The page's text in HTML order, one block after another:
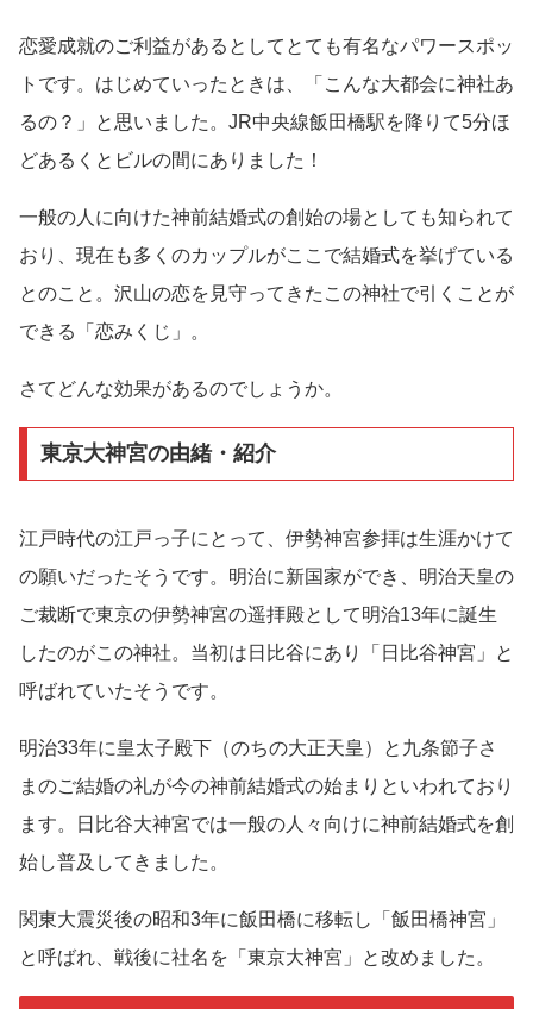
恋愛成就のご利益があるとしてとても有名なパワースポッ
トです。はじめていったときは、「こんな大都会に神社あ
るの？」と思いました。JR中央線飯田橋駅を降りて5分ほ
どあるくとビルの間にありました！
一般の人に向けた神前結婚式の創始の場としても知られて
おり、現在も多くのカップルがここで結婚式を挙げている
とのこと。沢山の恋を見守ってきたこの神社で引くことが
できる「恋みくじ」。
さてどんな効果があるのでしょうか。
東京大神宮の由緒・紹介
江戸時代の江戸っ子にとって、伊勢神宮参拝は生涯かけて
の願いだったそうです。明治に新国家ができ、明治天皇の
ご裁断で東京の伊勢神宮の遥拝殿として明治13年に誕生
したのがこの神社。当初は日比谷にあり「日比谷神宮」と
呼ばれていたそうです。
明治33年に皇太子殿下（のちの大正天皇）と九条節子さ
まのご結婚の礼が今の神前結婚式の始まりといわれており
ます。日比谷大神宮では一般の人々向けに神前結婚式を創
始し普及してきました。
関東大震災後の昭和3年に飯田橋に移転し「飯田橋神宮」
と呼ばれ、戦後に社名を「東京大神宮」と改めました。